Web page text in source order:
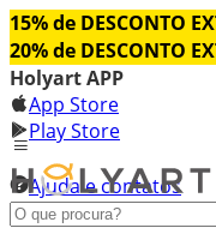
15% de DESCONTO
20% de DESCONTO
Holyart APP
App Store
Play Store
Ajuda e contatos
Conheça premium